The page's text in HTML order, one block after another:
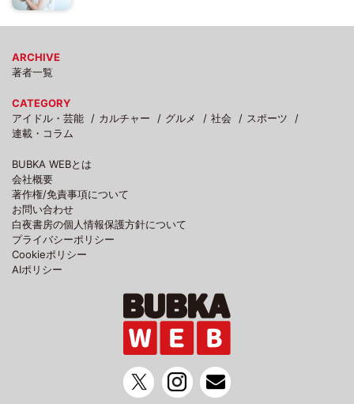
ARCHIVE
著者一覧
CATEGORY
アイドル・芸能
カルチャー グルメ 社会
スポーツ
連載・コラム
BUBKA WEBとは
会社概要
著作権/免責事項について
お問い合わせ
白夜書房の個人情報保護方針について
プライバシーポリシー
Cookieポリシー
AIポリシー